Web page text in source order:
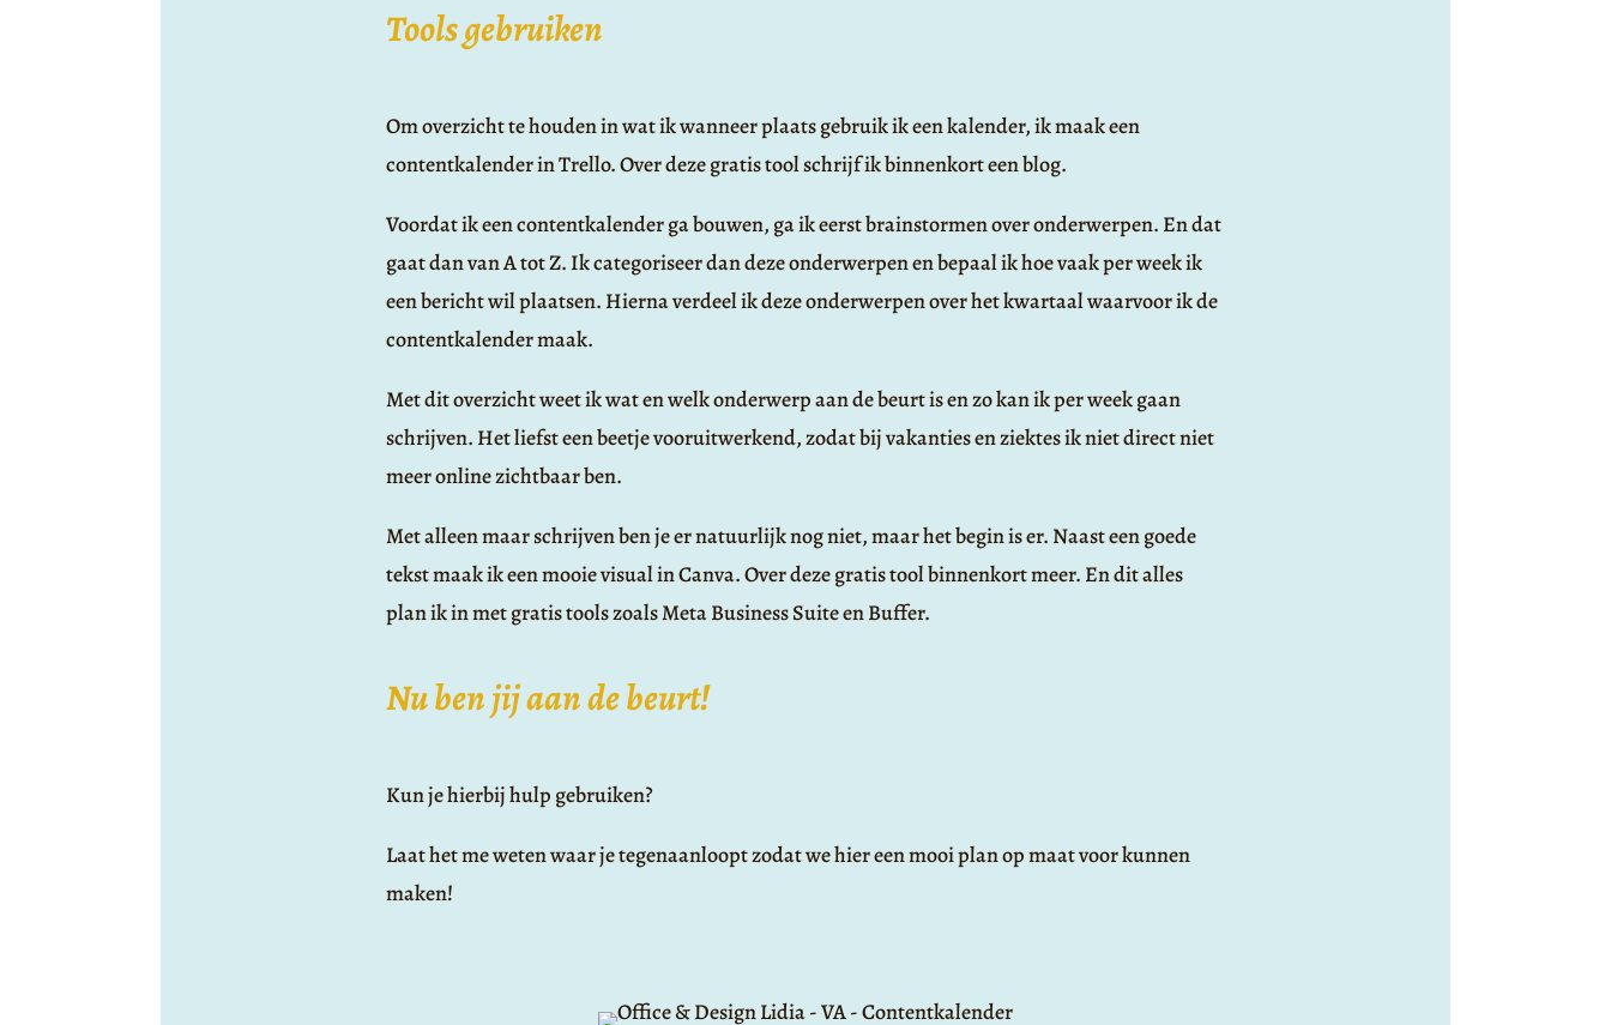
Tools gebruiken
Om overzicht te houden in wat ik wanneer plaats gebruik ik een kalender, ik maak een
contentkalender in Trello. Over deze gratis tool schrijf ik binnenkort een blog.
Voordat ik een contentkalender ga bouwen, ga ik eerst brainstormen over onderwerpen. En dat
gaat dan van A tot Z. Ik categoriseer dan deze onderwerpen en bepaal ik hoe vaak per week ik
een bericht wil plaatsen. Hierna verdeel ik deze onderwerpen over het kwartaal waarvoor ik de
contentkalender maak.
Met dit overzicht weet ik wat en welk onderwerp aan de beurt is en zo kan ik per week gaan
schrijven. Het liefst een beetje vooruitwerkend, zodat bij vakanties en ziektes ik niet direct niet
meer online zichtbaar ben.
Met alleen maar schrijven ben je er natuurlijk nog niet, maar het begin is er. Naast een goede
tekst maak ik een mooie visual in Canva. Over deze gratis tool binnenkort meer. En dit alles
plan ik in met gratis tools zoals Meta Business Suite en Buffer.
Nu ben jij aan de beurt!
Kun je hierbij hulp gebruiken?
Laat het me weten waar je tegenaanloopt zodat we hier een mooi plan op maat voor kunnen
maken!